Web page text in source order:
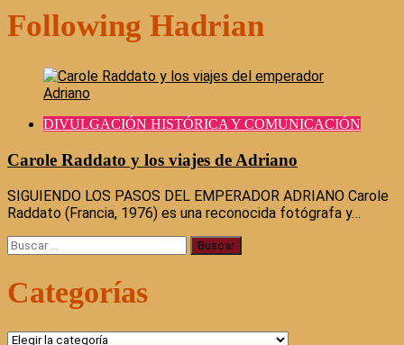
Following Hadrian
DIVULGACIÓN HISTÓRICA Y COMUNICACIÓN
Carole Raddato y los viajes de Adriano
SIGUIENDO LOS PASOS DEL EMPERADOR ADRIANO Carole
Raddato (Francia, 1976) es una reconocida fotógrafa y…
Buscar:
Categorías
Categorías